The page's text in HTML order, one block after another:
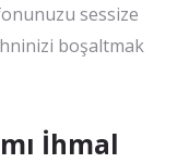
sessize
boşaltmak
İhmal